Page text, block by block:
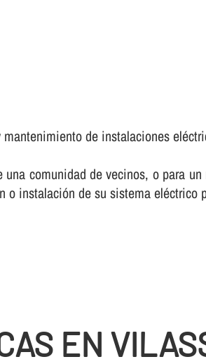
de instalaciones
comunidad de vecinos, o para
o instalación de su sistema eléctrico
EN